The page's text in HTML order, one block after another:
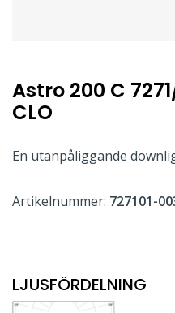
Astro 200 C
CLO
En utanpåliggande
Artikelnummer: 727101-
LJUSFÖRDELNING